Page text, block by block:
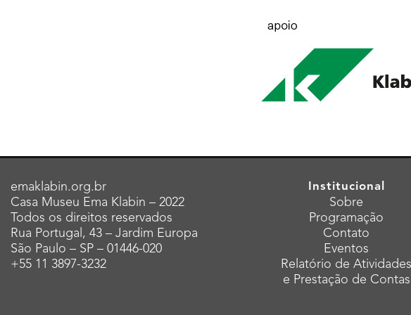
emaklabin.org.br
Casa Museu Ema Klabin – 2022
Todos os direitos reservados
Rua Portugal, 43 – Jardim Europa
São Paulo – SP – 01446-020
+55 11 3897-3232
Institucional
Sobre
Programação
Contato
Eventos
Relatório de
e Prestação de Contas